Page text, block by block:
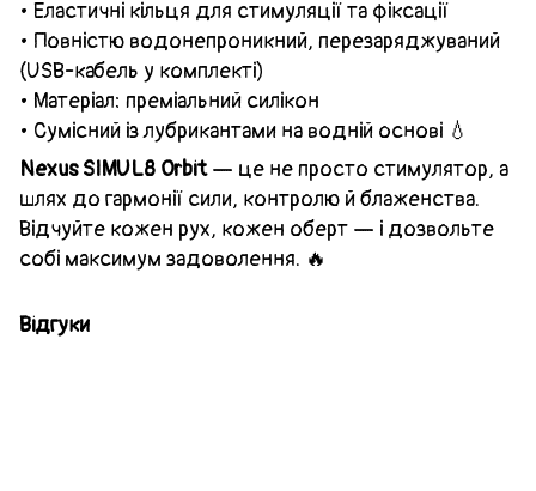
• Еластичні кільця для стимуляції та фіксації
• Повністю водонепроникний, перезаряджуваний
(USB-кабель у комплекті)
• Матеріал: преміальний силікон
• Сумісний із лубрикантами на водній основі 💧
Nexus SIMUL8 Orbit— це не просто стимулятор, а
шлях до гармонії сили, контролю й блаженства.
Відчуйте кожен рух, кожен оберт — і дозвольте
собі максимум задоволення. 🔥
Відгуки